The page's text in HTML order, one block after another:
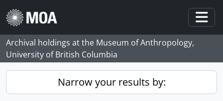
Skip to main content
Archival holdings at the Museum of Anthropology,
University of British Columbia
Narrow your results by: